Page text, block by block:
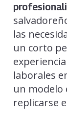
las
un corto
laborales
un modelo
replicarse